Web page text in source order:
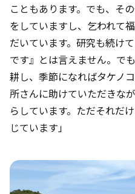
こともあります。でも、そ
をしていますし、乞われて
だいています。研究も続け
です』とは言えません。で
耕し、季節になればタケノ
所さんに助けていただきな
らしています。ただそれだ
じています」